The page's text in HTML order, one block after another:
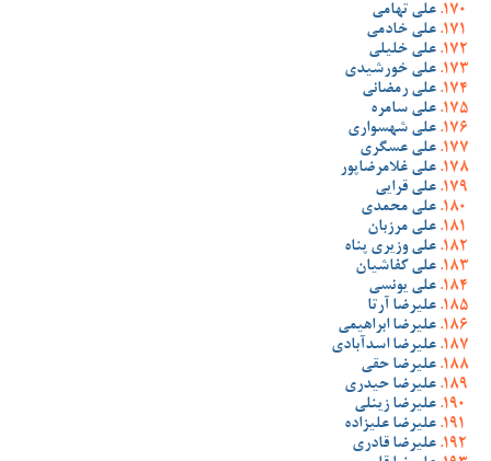
علی تهامی
علی خادمی
علی خلیلی
علی خورشیدی
علی رمضانی
علی سامره
علی شهسواری
علی عسگری
علی غلامرضاپور
علی قرایی
علی محمدی
علی مرزبان
علی وزیری پناه
علی کفاشیان
علی یونسی
علیرضا آرتا
علیرضا ابراهیمی
علیرضا اسدآبادی
علیرضا حقی
علیرضا حیدری
علیرضا زینلی
علیرضا علیزاده
علیرضا قادری